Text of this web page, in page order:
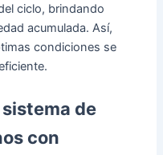
ciclo, brindando
acumulada. Así,
condiciones se
de
con